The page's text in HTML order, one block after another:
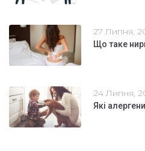
27 Липня,
Що таке
24 Липня,
Які